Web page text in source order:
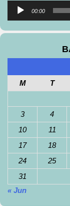
Audio
00:00
M
T
3
4
10
11
17
18
24
25
31
« Jun